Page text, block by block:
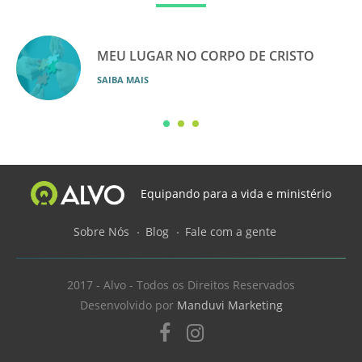
CONTEÚDO DO CURSO
O que são talentos
Relação entre talento e espiritualidade
Como identificar seu talento
CARGA HORÁRIA: 8 horas
MEU LUGAR NO CORPO DE CRISTO
SAIBA MAIS
Equipando para a vida e ministério
Sobre Nós Blog Fale com a gente
2017 - Alvo - Todos os Direitos Reservados
Desenvolvido por Manduvi Marketing